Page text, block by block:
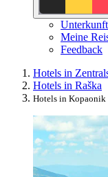
Meine
Feedback
Hotels in
Hotels in Raška
Hotels in Kopaonik